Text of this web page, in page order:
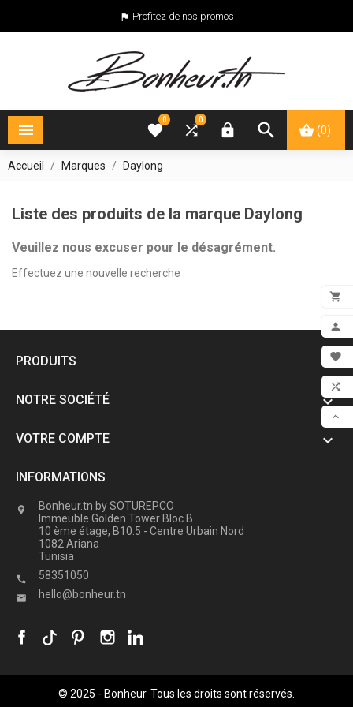





 Profitez de nos promos
 (0)


0

0
Accueil Marques Daylong
Liste des produits de la marque Daylong
Veuillez nous excuser pour le désagrément.
Effectuez une nouvelle recherche
PRODUITS 
NOTRE SOCIÉTÉ 
VOTRE COMPTE 
INFORMATIONS

Bonheur.tn by SOTUREPCO
Immeuble Golden Tower Bloc B
10 ème étage, B10.5 - Centre Urbain Nord
1082 Ariana
Tunisia
 58351050
 hello@bonheur.tn
© 2025 - Bonheur. Tous les droits sont réservés.